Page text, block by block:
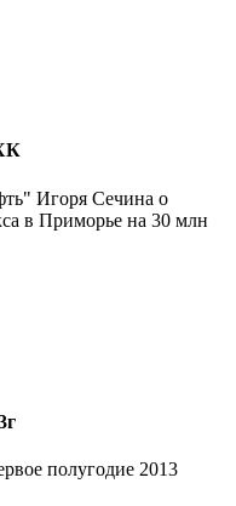
Игоря Сечина о
в Приморье на 30 млн
полугодие 2013